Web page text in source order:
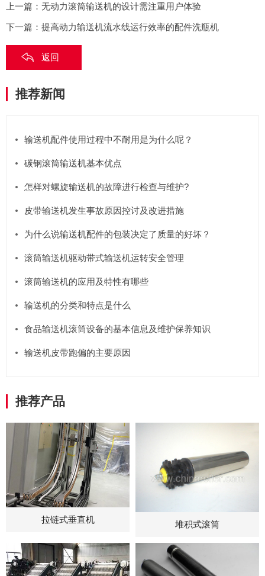
上一篇： 无动力滚筒输送机的设计需注重用户体验
下一篇： 提高动力输送机流水线运行效率的配件洗瓶机
返回
推荐新闻
输送机配件使用过程中不耐用是为什么呢？
碳钢滚筒输送机基本优点
怎样对螺旋输送机的故障进行检查与维护?
皮带输送机发生事故原因控讨及改进措施
为什么说输送机配件的包装决定了质量的好坏？
滚筒输送机驱动带式输送机运转安全管理
滚筒输送机的应用及特性有哪些
输送机的分类和特点是什么
食品输送机滚筒设备的基本信息及维护保养知识
输送机皮带跑偏的主要原因
推荐产品
拉链式垂直机 堆积式滚筒